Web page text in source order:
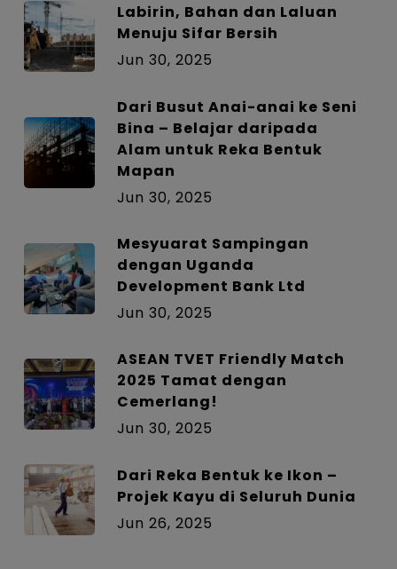
Labirin, Bahan dan Laluan
Menuju Sifar Bersih
Jun 30, 2025
Dari Busut Anai-anai ke Seni
Bina – Belajar daripada
Alam untuk Reka Bentuk
Mapan
Jun 30, 2025
Mesyuarat Sampingan
dengan Uganda
Development Bank Ltd
Jun 30, 2025
ASEAN TVET Friendly Match
2025 Tamat dengan
Cemerlang!
Jun 30, 2025
Dari Reka Bentuk ke Ikon –
Projek Kayu di Seluruh Dunia
Jun 26, 2025